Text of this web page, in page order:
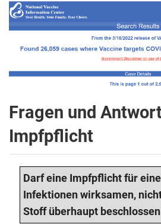
Fragen und
Impfpflicht
Darf eine Impfpflicht für
Infektionen wirksamen,
Stoff überhaupt